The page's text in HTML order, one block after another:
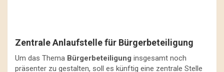
Zentrale Anlaufstelle für Bürgerbeteiligung
Um das Thema Bürgerbeteiligung insgesamt noch
präsenter zu gestalten, soll es künftig eine zentrale Stelle